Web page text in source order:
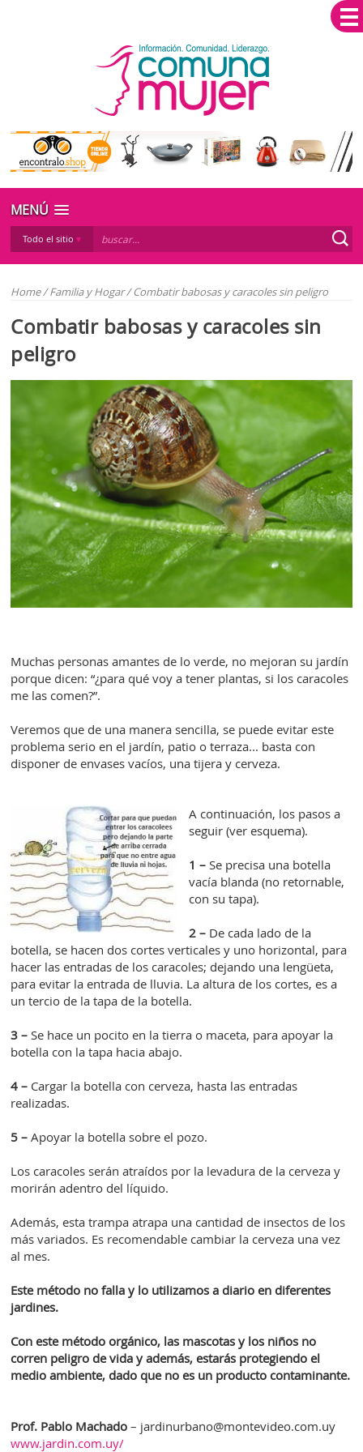
MENÚ
Todo el sitio
Home/Familia y Hogar/Combatir babosas y caracoles sin peligro
Combatir babosas y caracoles sin
peligro
Muchas personas amantes de lo verde, no mejoran su jardín
porque dicen: “¿para qué voy a tener plantas, si los caracoles
me las comen?”.
Veremos que de una manera sencilla, se puede evitar este
problema serio en el jardín, patio o terraza... basta con
disponer de envases vacíos, una tijera y cerveza.
A continuación, los pasos a
seguir (ver esquema).
1 – Se precisa una botella
vacía blanda (no retornable,
con su tapa).
2 – De cada lado de la
botella, se hacen dos cortes verticales y uno horizontal, para
hacer las entradas de los caracoles; dejando una lengüeta,
para evitar la entrada de lluvia. La altura de los cortes, es a
un tercio de la tapa de la botella.
3 – Se hace un pocito en la tierra o maceta, para apoyar la
botella con la tapa hacia abajo.
4 – Cargar la botella con cerveza, hasta las entradas
realizadas.
5 – Apoyar la botella sobre el pozo.
Los caracoles serán atraídos por la levadura de la cerveza y
morirán adentro del líquido.
Además, esta trampa atrapa una cantidad de insectos de los
más variados. Es recomendable cambiar la cerveza una vez
al mes.
Este método no falla y lo utilizamos a diario en diferentes
jardines.
Con este método orgánico, las mascotas y los niños no
corren peligro de vida y además, estarás protegiendo el
medio ambiente, dado que no es un producto contaminante.
Prof. Pablo Machado – jardinurbano@montevideo.com.uy
www.jardin.com.uy/